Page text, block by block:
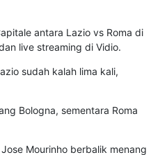
antara Lazio vs Roma di
live streaming di Vidio.
sudah kalah lima kali,
Bologna, sementara Roma
Mourinho berbalik menang